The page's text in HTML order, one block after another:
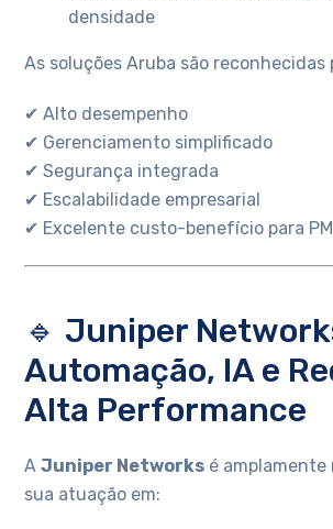
densidade
As soluções Aruba são reconhecidas
✔ Alto desempenho
✔ Gerenciamento simplificado
✔ Segurança integrada
✔ Escalabilidade empresarial
✔ Excelente custo-benefício para
🔹 Juniper
Automação, IA e
Alta Performance
AJuniper Networks é
sua atuação em: